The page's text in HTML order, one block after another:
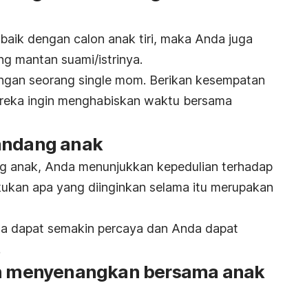
dengan calon anak tiri, maka Anda juga
mantan suami/istrinya.
seorang single mom. Berikan kesempatan
ingin menghabiskan waktu bersama
anak
anak, Anda menunjukkan kepedulian terhadap
apa yang diinginkan selama itu merupakan
dapat semakin percaya dan Anda dapat
bersama anak